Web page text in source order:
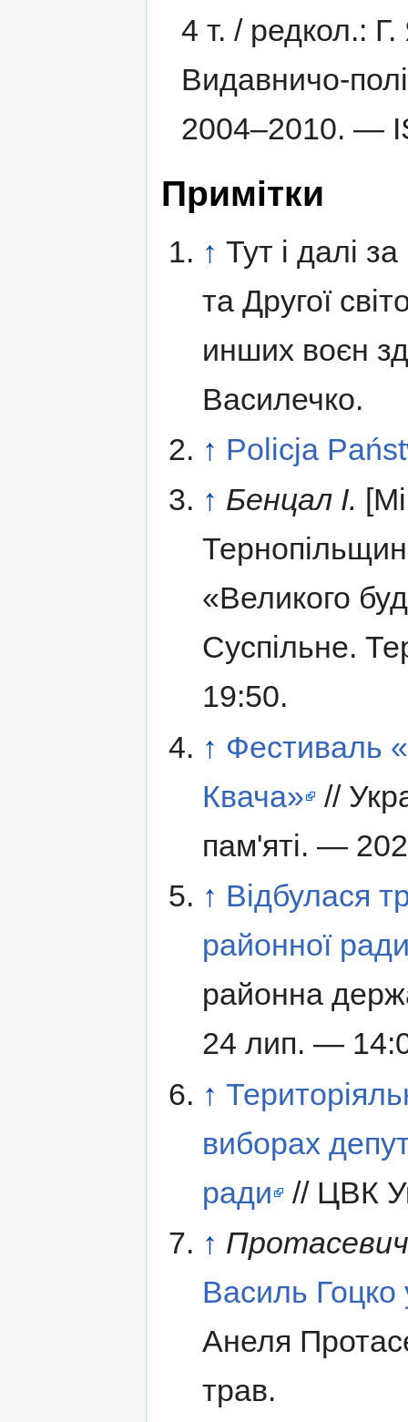
4 т. /редкол.: Г.
Видавничо-
2004–2010. —
Примітки
↑ Тут і далі
та Другої
инших воєн
Василечко.
↑ Policja
↑ Бенцал І.
«Великого
Суспільне.
19:50.
↑ Фестиваль
Квача»
//
пам'яті. —
↑ Відбулася
районної
районна
24 лип. —
↑
виборах
ради
// ЦВК
↑
Василь Гоцко
Анеля
трав.